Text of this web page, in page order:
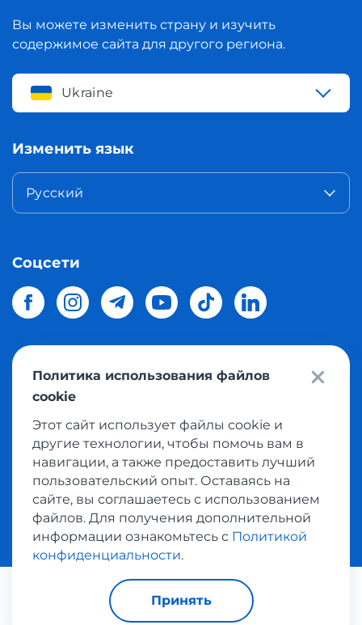
Вы можете изменить страну и изучить
содержимое сайта для другого региона.
Ukraine
Изменить язык
Русский
Соцсети
© 2026 Meest Shoppingдоставка покупок с интернет
магазинов мира в Украину.
Политика конфиденциальности
Публичная оферта
Условия пользования сервисом выкупа товаров
Платежные системы:
Политика использования файлов
cookie
Этот сайт использует файлы cookie и
другие технологии, чтобы помочь вам в
навигации, а также предоставить лучший
пользовательский опыт. Оставаясь на
сайте, вы соглашаетесь с использованием
файлов. Для получения дополнительной
информации ознакомьтесь с Политикой
конфиденциальности.
Принять